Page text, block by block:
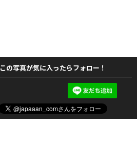
この写真が気に入ったらフォロー！